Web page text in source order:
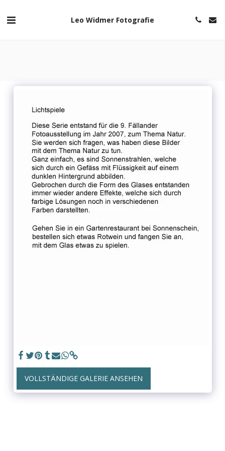
Leo Widmer Fotografie
VOLLSTÄNDIGE GALERIE ANSEHEN